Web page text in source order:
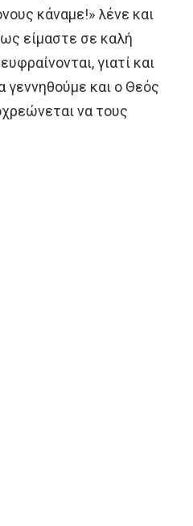
κάναμε!» λένε και
είμαστε σε καλή
γιατί και
γεννηθούμε και ο Θεός
να τους